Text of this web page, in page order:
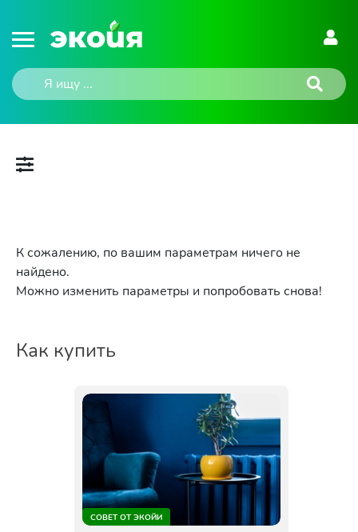
К сожалению, по вашим параметрам ничего не
найдено.
Можно изменить параметры и попробовать снова!
Как купить
СОВЕТ ОТ ЭКОЙИ